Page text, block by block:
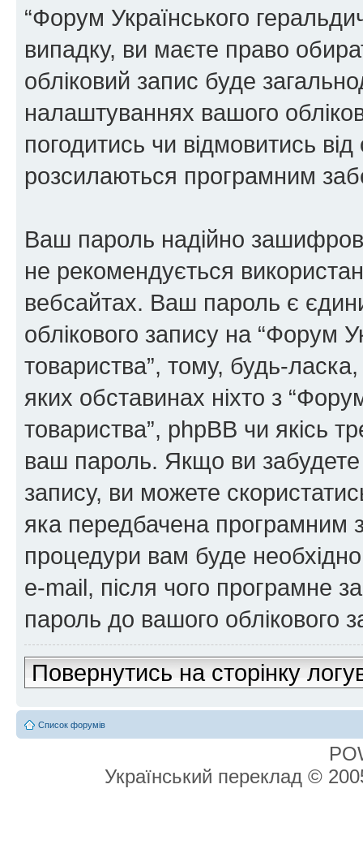
“Форум Українського
випадку, ви маєте право
обліковий запис буде
налаштуваннях вашого
погодитись чи відмовитись
розсилаються програмним
Ваш пароль надійно
не рекомендується
вебсайтах. Ваш пароль є
облікового запису на “Форум
товариства”, тому, будь-
яких обставинах ніхто з
товариства”, phpBB чи якісь
ваш пароль. Якщо ви
запису, ви можете
яка передбачена програмним
процедури вам буде
e-mail, після чого програмне
пароль до вашого облікового
Повернутись на сторінку
Список форумів
Український переклад ©